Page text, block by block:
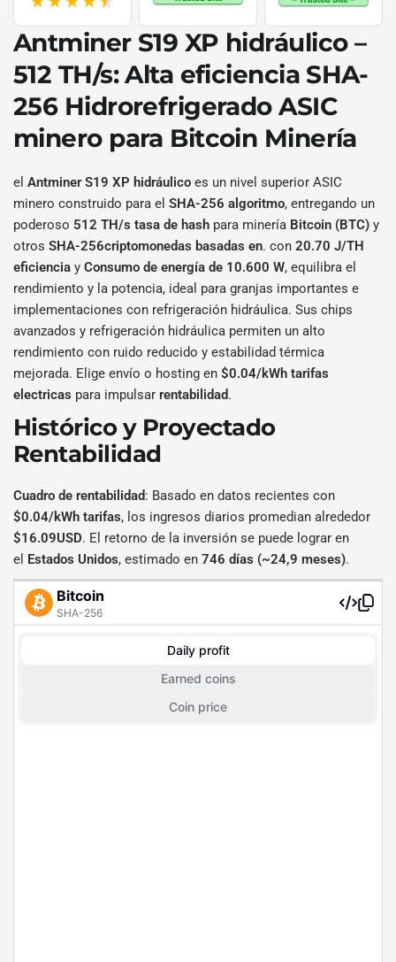
Antminer S19 XP hidráulico –
512 TH/s: Alta eficiencia SHA-
256Hidrorefrigerado ASIC
minero para Bitcoin Minería
elAntminer S19 XP hidráulico es un nivel superior ASIC
minero construido para elSHA-256 algoritmo, entregando un
poderoso 512 TH/s tasa de hash para minería Bitcoin (BTC) y
otrosSHA-256criptomonedas basadas en. con20.70 J/TH
eficiencia yConsumo de energía de 10.600 W, equilibra el
rendimiento y la potencia, ideal para granjas importantes e
implementaciones con refrigeración hidráulica. Sus chips
avanzados y refrigeración hidráulica permiten un alto
rendimiento con ruido reducido y estabilidad térmica
mejorada. Elige envío o hosting en$0.04/kWh tarifas
electricas para impulsarrentabilidad.
Histórico y Proyectado
Rentabilidad
Cuadro de rentabilidad: Basado en datos recientes con
$0.04/kWh tarifas, los ingresos diarios promedian alrededor
$16.09USD. El retorno de la inversión se puede lograr en
el
Estados Unidos, estimado en746 días (~24,9 meses).